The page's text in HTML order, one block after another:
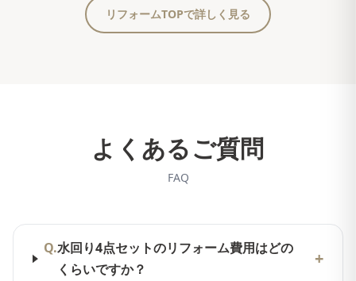
リフォームTOPで詳しく見る
よくあるご質問
FAQ
Q.水回り4点セットのリフォーム費用はどの
くらいですか？
+